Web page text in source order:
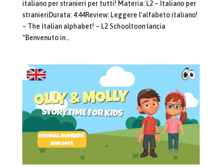
italiano per stranieri per tutti! Materia: L2 – Italiano per
stranieriDurata: 4:44Review: Leggere l’alfabeto italiano!
– The Italian alphabet! – L2 Schooltoon lancia
“Benvenuto in...